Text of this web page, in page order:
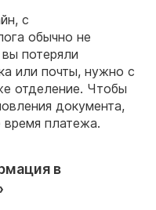
с
обычно не
потеряли
или почты, нужно с
отделение. Чтобы
документа,
платежа.
в